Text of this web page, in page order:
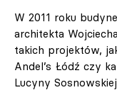
W 2011 roku
architekta
takich projektów,
Andel’s Łódź czy
Lucyny